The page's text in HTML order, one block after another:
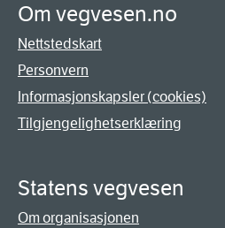
Om vegvesen.no
Nettstedskart
Personvern
Informasjonskapsler (cookies)
Tilgjengelighetserklæring
Statens vegvesen
Om organisasjonen